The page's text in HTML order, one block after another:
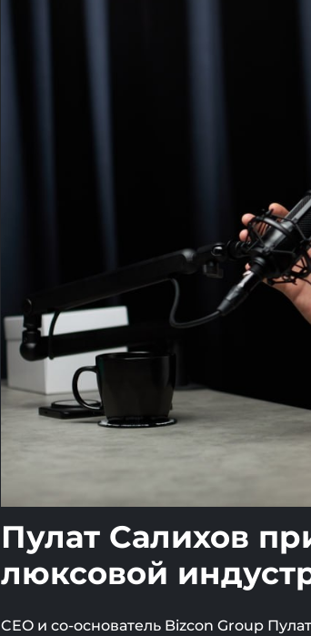
Пулат Салихов
люксовой
CEO и со-основатель Bizcon Group